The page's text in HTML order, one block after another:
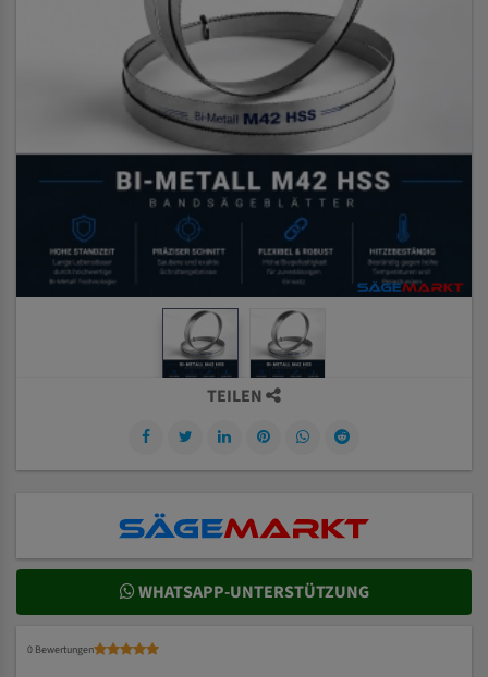
TEILEN
WHATSAPP-UNTERSTÜTZUNG
0 Bewertungen